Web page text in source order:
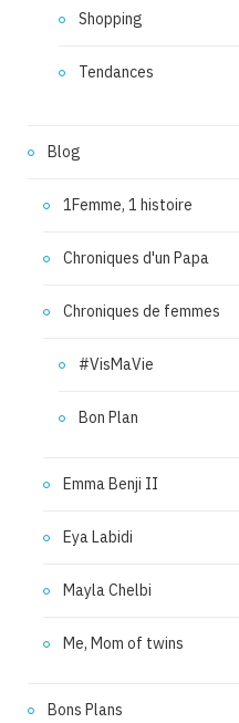
Shopping
Tendances
Blog
1Femme, 1 histoire
Chroniques d'un Papa
Chroniques de femmes
#VisMaVie
Bon Plan
Emma Benji II
Eya Labidi
Mayla Chelbi
Me, Mom of twins
Bons Plans